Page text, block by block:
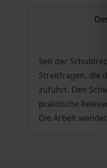
Seit der
Streitfragen, die
zuführt. Den
praktische
Die Arbeit